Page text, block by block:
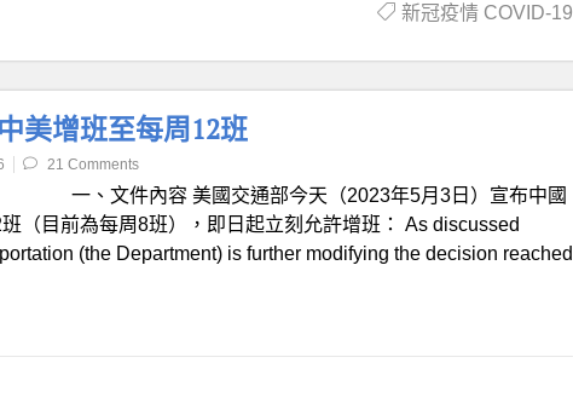
新冠疫情 COVID-19
美增班至每周12班
21 Comments
一、文件內容 美國交通部今天（2023年5月3日）宣布中國
（目前為每周8班），即日起立刻允許增班： As discussed
(the Department) is further modifying the decision reached